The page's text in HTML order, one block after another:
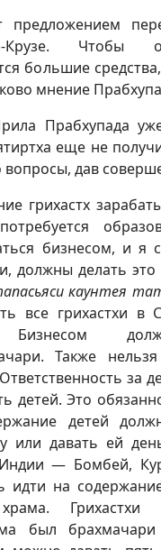
Крузе. Чтобы
большие
мнение
Прабхупада
еще не
вопросы, дав
грихастх
бизнесом, и я
должны делать
каунтея
все грихастхи
Бизнесом
Также
детей. Это
детей
или давать ей
— Бомбей,
на
был